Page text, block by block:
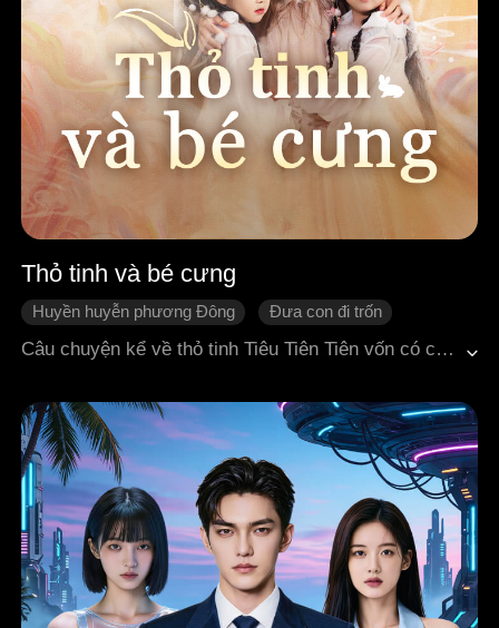
Thỏ tinh và bé cưng
Huyền huyễn phương Đông
Đưa con đi trốn
Mang thai
Câu chuyện kể về thỏ tinh Tiêu Tiên Tiên vốn có cơ hội trở thành yêu tộc đầu tiên trong trăm năm vượt qua kỳ khảo hạch tu tiên. Thế nhưng trong lúc kiểm tra tiên thân, nàng bị phát hiện đang mang thai, khiến mọi nỗ lực đổ sông đổ biển. Nàng một mình sinh hạ và nuôi dưỡng ba đứa con sinh ba. Ba trăm năm sau, các con tình cờ gặp Thiên Hậu tại Lộc Tiên Y Quán, từ đó hé lộ bí ẩn thân thế của chúng, cùng mối liên hệ với Thái tử Thiên tộc Mặc Thần Uyên.